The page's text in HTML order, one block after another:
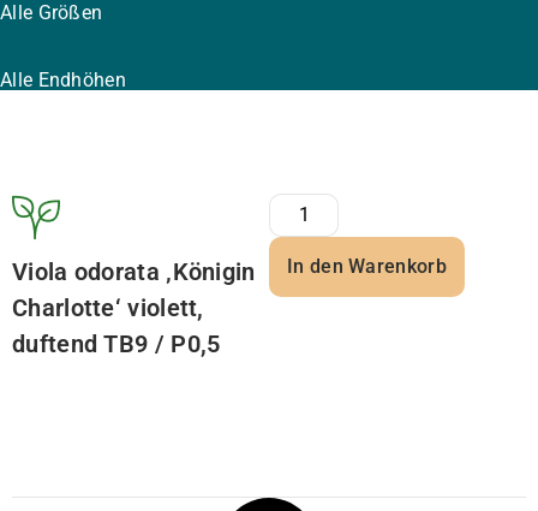
Alle Größen
Alle Endhöhen
Viola odorata ‚Königin
Charlotte‘ violett,
duftend TB9 / P0,5
In den Warenkorb